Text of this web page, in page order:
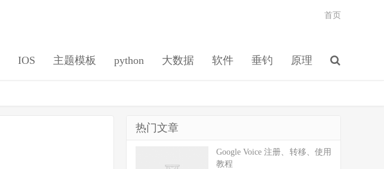
IOS 主题模板 python 大数据 软件 垂钓 原理
首页
热门文章
Google Voice 注册、转移、使用
教程